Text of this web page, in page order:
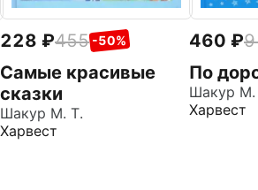
228 455 -50%
Самые красивые
сказки
Шакур М. Т.
Харвест
460
По
Шакур М.
Харвест